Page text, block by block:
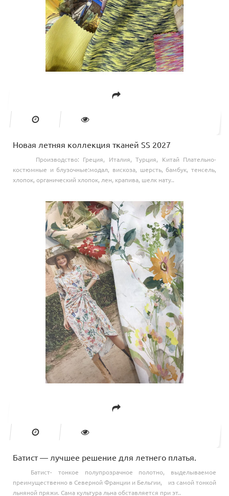
Новая летняя коллекция тканей SS 2027
Производство: Греция, Италия, Турция, Китай Плательно-
костюмные и блузочные:модал, вискоза, шерсть, бамбук, тенсель,
хлопок, органический хлопок, лен, крапива, шелк нату..
Батист — лучшее решение для летнего платья.
Батист- тонкое полупрозрачное полотно, выделываемое
преимущественно в Северной Франции и Бельгии, из самой тонкой
льняной пряжи. Сама культура льна обставляется при эт..